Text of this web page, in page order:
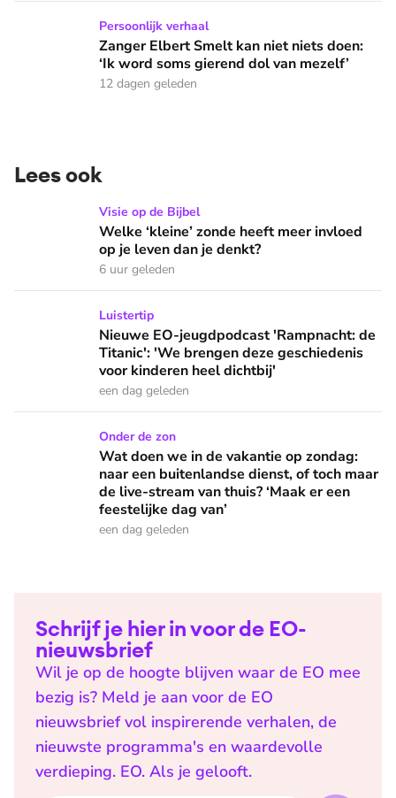
Zanger Elbert Smelt kan niet niets doen: ‘Ik word soms
Persoonlijk verhaal
Zanger Elbert Smelt kan niet niets doen:
‘Ik word soms gierend dol van mezelf’
12 dagen geleden
Lees ook
Welke ‘kleine’ zonde heeft meer invloed op je leven dan je
Visie op de Bijbel
Welke ‘kleine’ zonde heeft meer invloed
op je leven dan je denkt?
6 uur geleden
Nieuwe EO-jeugdpodcast 'Rampnacht: de Titanic': 'We
Luistertip
Nieuwe EO-jeugdpodcast 'Rampnacht: de
Titanic': 'We brengen deze geschiedenis
voor kinderen heel dichtbij'
een dag geleden
Wat doen we in de vakantie op zondag: naar een
Onder de zon
Wat doen we in de vakantie op zondag:
naar een buitenlandse dienst, of toch maar
de live-stream van thuis? ‘Maak er een
feestelijke dag van’
een dag geleden
Schrijf je hier in voor de EO-
nieuwsbrief
Wil je op de hoogte blijven waar de EO mee
bezig is? Meld je aan voor de EO
nieuwsbrief vol inspirerende verhalen, de
nieuwste programma's en waardevolle
verdieping. EO. Als je gelooft.